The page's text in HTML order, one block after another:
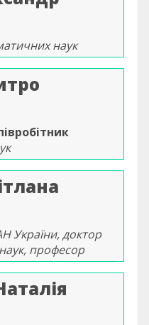
наук
України, доктор
професор